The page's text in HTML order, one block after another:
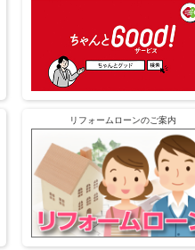
リフォームローンのご案内